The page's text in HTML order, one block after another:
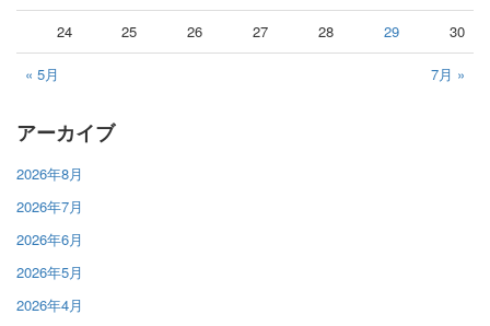
« 5月 7月 »
24 25 26 27 28 29 30
アーカイブ
2026年8月
2026年7月
2026年6月
2026年5月
2026年4月